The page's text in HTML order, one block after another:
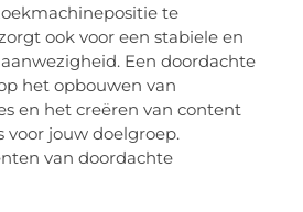
te
ook voor een stabiele en
Een doordachte
het opbouwen van
en het creëren van content
voor jouw doelgroep.
van doordachte